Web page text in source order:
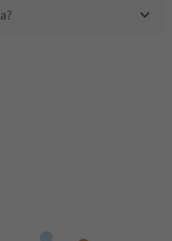
presso Biohof Vill?
Adige Guest Pass?